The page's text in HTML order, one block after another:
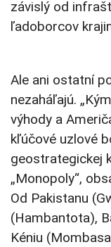
závislý od
ľadoborcov
Ale ani ostatní
nezaháľajú.
výhody a
kľúčové uzlové
geostrategickej
„Monopoly“,
Od Pakistanu
(Hambantota),
Kéniu